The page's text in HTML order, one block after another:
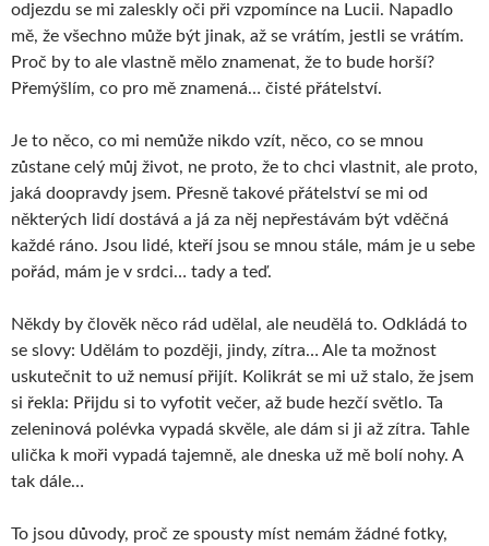
odjezdu se mi zaleskly oči při vzpomínce na Lucii. Napadlo
mě, že všechno může být jinak, až se vrátím, jestli se vrátím.
Proč by to ale vlastně mělo znamenat, že to bude horší?
Přemýšlím, co pro mě znamená… čisté přátelství.
Je to něco, co mi nemůže nikdo vzít, něco, co se mnou
zůstane celý můj život, ne proto, že to chci vlastnit, ale proto,
jaká doopravdy jsem. Přesně takové přátelství se mi od
některých lidí dostává a já za něj nepřestávám být vděčná
každé ráno. Jsou lidé, kteří jsou se mnou stále, mám je u sebe
pořád, mám je v srdci… tady a teď.
Někdy by člověk něco rád udělal, ale neudělá to. Odkládá to
se slovy: Udělám to později, jindy, zítra… Ale ta možnost
uskutečnit to už nemusí přijít. Kolikrát se mi už stalo, že jsem
si řekla: Přijdu si to vyfotit večer, až bude hezčí světlo. Ta
zeleninová polévka vypadá skvěle, ale dám si ji až zítra. Tahle
ulička k moři vypadá tajemně, ale dneska už mě bolí nohy. A
tak dále…
To jsou důvody, proč ze spousty míst nemám žádné fotky,